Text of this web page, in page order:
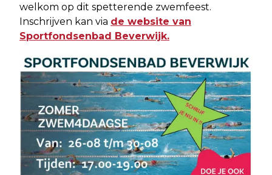
welkom op dit spetterende zwemfeest.
Inschrijven kan via de website van
Sportfondsenbad Beverwijk.